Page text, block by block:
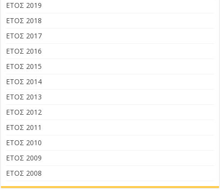
ΕΤΟΣ 2019
ΕΤΟΣ 2018
ΕΤΟΣ 2017
ΕΤΟΣ 2016
ΕΤΟΣ 2015
ΕΤΟΣ 2014
ΕΤΟΣ 2013
ΕΤΟΣ 2012
ΕΤΟΣ 2011
ΕΤΟΣ 2010
ΕΤΟΣ 2009
ΕΤΟΣ 2008